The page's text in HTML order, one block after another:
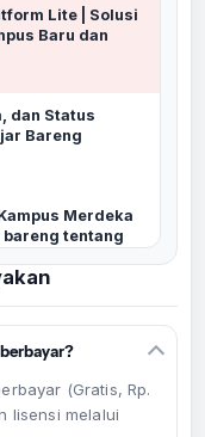
Lite | Solusi
Baru dan
dan Status
Bareng
Merdeka
bareng tentang
nilai mahasiswa di
(Gratis, Rp.
lisensi melalui